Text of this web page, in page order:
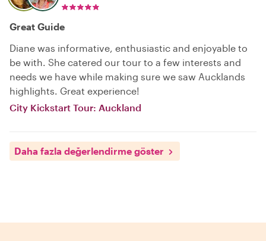
Great Guide
Diane was informative, enthusiastic and enjoyable to
be with. She catered our tour to a few interests and
needs we have while making sure we saw Aucklands
highlights. Great experience!
City Kickstart Tour: Auckland
Daha fazla değerlendirme göster